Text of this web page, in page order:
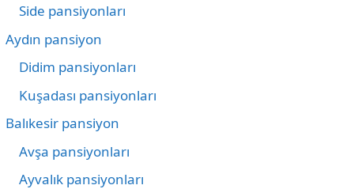
Side pansiyonları
Aydın pansiyon
Didim pansiyonları
Kuşadası pansiyonları
Balıkesir pansiyon
Avşa pansiyonları
Ayvalık pansiyonları